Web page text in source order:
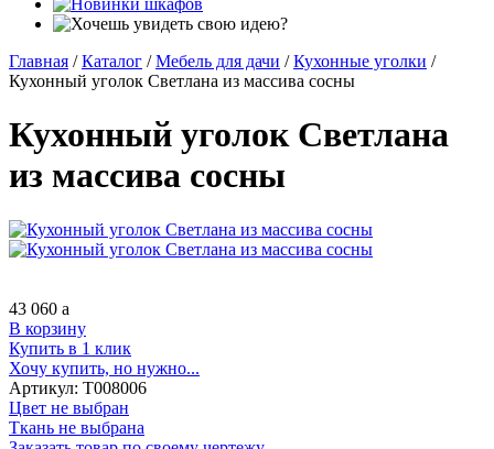
Главная / Каталог / Мебель для дачи / Кухонные уголки /
Кухонный уголок Светлана из массива сосны
Кухонный уголок Светлана
из массива сосны
43 060 a
В корзину
Купить в 1 клик
Хочу купить, но нужно...
Артикул: Т008006
Цвет не выбран
Ткань не выбрана